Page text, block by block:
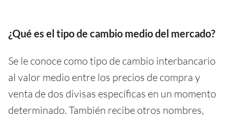
¿Qué es el tipo de cambio medio del mercado?
Se le conoce como tipo de cambio interbancario
al valor medio entre los precios de compra y
venta de dos divisas específicas en un momento
determinado. También recibe otros nombres,